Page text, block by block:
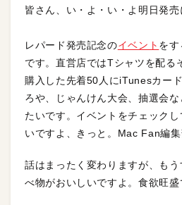
皆さん、い・よ・い・よ明日発売
レパード発売記念のイベント をす
です。直営店ではTシャツを配る
購入した先着50人にiTunesカー
ろや、じゃんけん大会、抽選会
たいです。イベントをチェック
いですよ、きっと。Mac Fan編集
話はまったく変わりますが、も
べ物がおいしいですよ。食欲旺盛